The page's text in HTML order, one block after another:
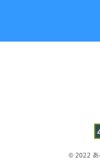
© 2022 あ